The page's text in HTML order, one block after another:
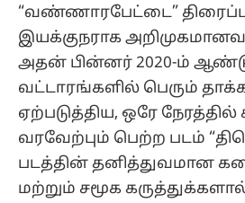
“வண்ணாரபேட்டை”
இயக்குநராக
அதன் பின்னர் 2020-ம்
வட்டாரங்களில் பெரும்
ஏற்படுத்திய, ஒரே நேரத்தில்
வரவேற்பும் பெற்ற படம்
படத்தின் தனித்துவமான
மற்றும் சமூக